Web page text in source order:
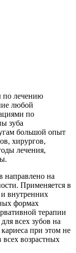
по лечению
любой
по
зуба
большой опыт
хирургов,
лечения,
направлено на
Применяется в
внутренних
формах
терапии
всех зубов на
при этом не
возрастных